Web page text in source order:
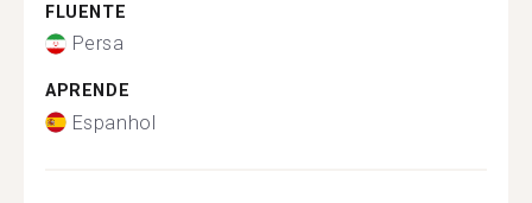
FLUENTE
Persa
APRENDE
Espanhol